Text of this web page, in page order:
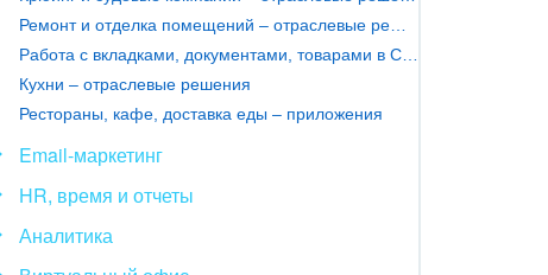
Кухни – отраслевые решения
Рестораны, кафе, доставка еды – приложения
Email-маркетинг
HR, время и отчеты
Аналитика